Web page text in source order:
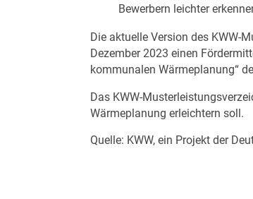
Bewerbern leichter
Die aktuelle Version des KWW-
Dezember 2023 einen
kommunalen Wärmeplanung“
Das KWW-
Wärmeplanung erleichtern soll.
Quelle: KWW, ein Projekt der